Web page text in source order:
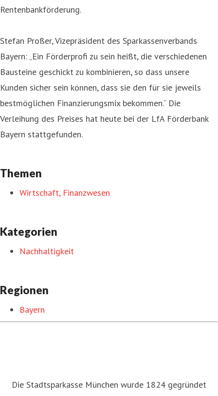
Rentenbankförderung.
Stefan Proßer, Vizepräsident des Sparkassenverbands
Bayern: „Ein Förderprofi zu sein heißt, die verschiedenen
Bausteine geschickt zu kombinieren, so dass unsere
Kunden sicher sein können, dass sie den für sie jeweils
bestmöglichen Finanzierungsmix bekommen.“ Die
Verleihung des Preises hat heute bei der LfA Förderbank
Bayern stattgefunden.
Themen
Wirtschaft, Finanzwesen
Kategorien
Nachhaltigkeit
Regionen
Bayern
Die Stadtsparkasse München wurde 1824 gegründet